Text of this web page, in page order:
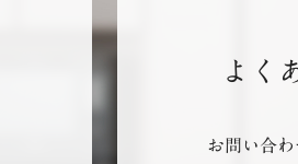
よく
お問い合わ